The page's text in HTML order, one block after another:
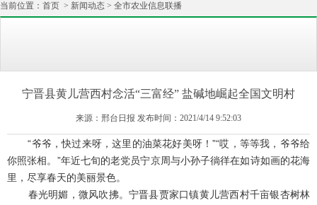
当前位置： 首页 > 新闻动态 > 全市农业信息联播
宁晋县黄儿营西村念活“三富经” 盐碱地崛起全国文明村
来源：邢台日报 发布时间：2021/4/14 9:52:03
“爷爷，快过来呀，这里的油菜花好美呀！”“哎，等等我，爷爷给
你照张相。”年近七旬的老党员宁京周与小孙子徜徉在如诗如画的花海
里，尽享春天的美丽景色。
春光明媚，微风吹拂。宁晋县贾家口镇黄儿营西村千亩银杏树林